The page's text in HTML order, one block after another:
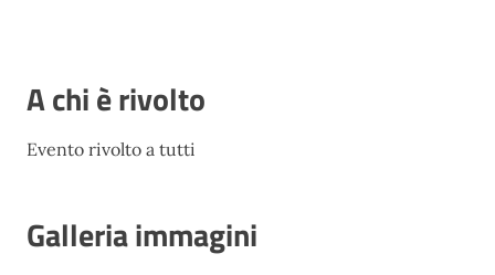
A chi è rivolto
Evento rivolto a tutti
Galleria immagini